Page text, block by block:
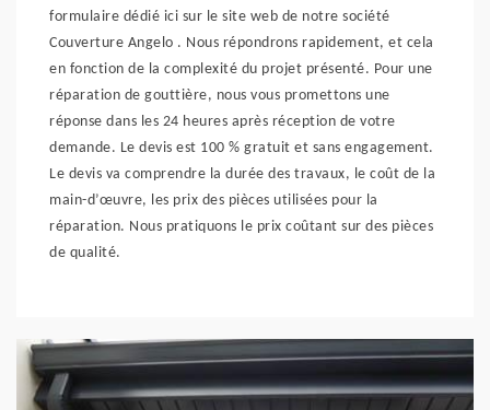
formulaire dédié ici sur le site web de notre société
Couverture Angelo . Nous répondrons rapidement, et cela
en fonction de la complexité du projet présenté. Pour une
réparation de gouttière, nous vous promettons une
réponse dans les 24 heures après réception de votre
demande. Le devis est 100 % gratuit et sans engagement.
Le devis va comprendre la durée des travaux, le coût de la
main-d’œuvre, les prix des pièces utilisées pour la
réparation. Nous pratiquons le prix coûtant sur des pièces
de qualité.